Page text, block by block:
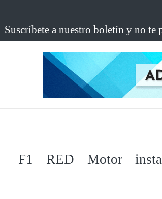
Suscríbete a nuestro boletín y no te
F1 RED Motor insta